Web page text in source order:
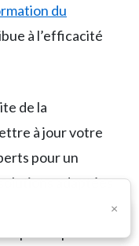
du
à l’efficacité
de la
à jour votre
pour un
adaptées
d’esprit
×